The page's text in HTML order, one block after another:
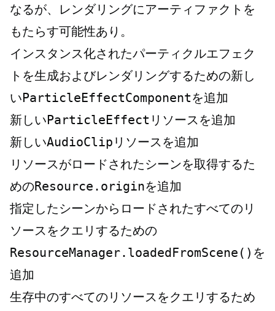
なるが、レンダリングにアーティファクトを
もたらす可能性あり。
インスタンス化されたパーティクルエフェク
トを生成およびレンダリングするための新し
いParticleEffectComponentを追加
新しいParticleEffect リソースを追加
新しいAudioClip リソースを追加
リソースがロードされたシーンを取得するた
めのResource.originを追加
指定したシーンからロードされたすべてのリ
ソースをクエリするための
ResourceManager.loadedFromScene() を
追加
生存中のすべてのリソースをクエリするため